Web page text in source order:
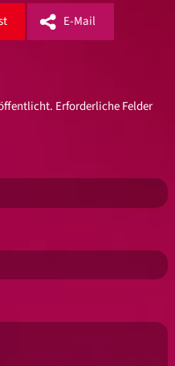
E-Mail
Erforderliche Felder